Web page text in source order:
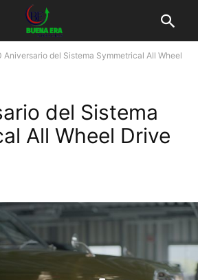
Aniversario del Sistema Symmetrical All Wheel
del Sistema
All Wheel Drive